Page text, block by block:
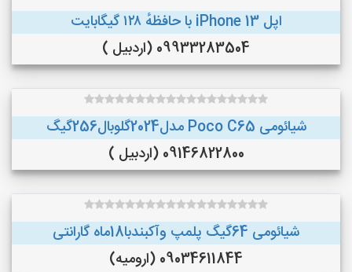
اپل iPhone 13 با حافظهٔ ۱۲۸ گیگابایت
09933283504 (اردبیل )
شیائومی Poco C65 مدل2024گلوبال256گیگ
09146822800 (اردبیل )
شیائومی 64گیگ پلمپ وآکبندبا18ماه گارانتی
09034611844 (ارومیه)